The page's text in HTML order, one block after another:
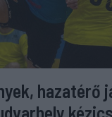
hazatérő